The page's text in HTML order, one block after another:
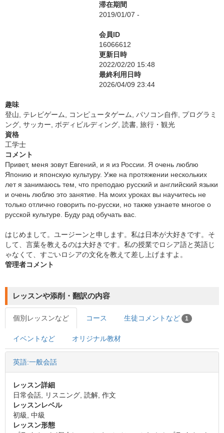
滞在期間
2019/01/07 -
会員ID
16066612
更新日時
2022/02/20 15:48
最終利用日時
2026/04/09 23:44
趣味
登山, テレビゲーム, コンピュータゲーム, パソコン自作, プログラミ
ング, サッカー, ボディビルディング, 読書, 旅行・観光
資格
工学士
コメント
Привет, меня зовут Евгений, и я из России. Я очень люблю
Японию и японскую культуру. Уже на протяжении нескольких
лет я занимаюсь тем, что преподаю русский и английский языки
и очень люблю это занятие. На моих уроках вы научитесь не
только отлично говорить по-русски, но также узнаете многое о
русской культуре. Буду рад обучать вас.
はじめまして。ユージーンと申します。私は日本が大好きです。そ
して、言葉を教えるのは大好きです。私の授業でロシア語と英語じ
ゃなくて、すごいロシアの文化を教えて差し上げますよ。
管理者コメント
レッスンや添削・翻訳の内容
個別レッスンなど コース 生徒コメントなど 1
イベントなど オリジナル教材
英語:一般会話
レッスン詳細
日常会話, リスニング, 読解, 作文
レッスンレベル
初級, 中級
レッスン形態